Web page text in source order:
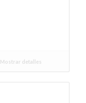
Mostrar detalles